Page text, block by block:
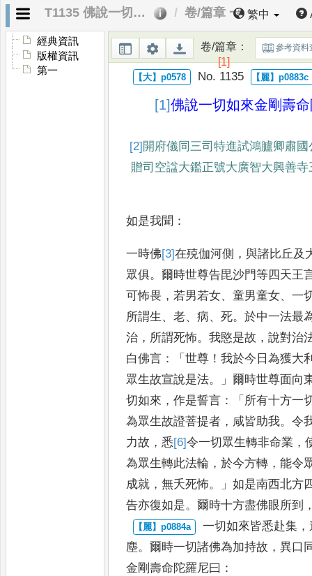
T1135 佛說一切如來金剛壽命陀羅尼經 卷/篇章 一 繁中
經典資訊
版權資訊
第一
卷/篇章：
[1]
參考資料
No. 1135
[1]佛說一切如來金剛壽
[2] 開府儀同三司特進試鴻臚卿肅國
贈司空諡大鑑正號大廣智大興善
如是我聞 ：
一時佛[3]在殑伽河側 ，與諸比丘及
眾俱。爾時世尊告毘沙門等四天王
可怖畏 ，若男若女、童男童女、一
所謂生 、老、病、死。於中一法最
治 ， 所謂死怖。我愍是故 ，說對治
白佛言 ：「世尊 ！我於今日為獲大
眾生故宣說是法。」爾時世尊面向
切如來 ，作是誓言 ：「 所有十方一
為眾生故證菩提者 ， 咸皆助我。令
力故 ，悉[6]令一切眾生轉非命業 ，
為眾生轉此法輪 ，於今方轉 ，能令
成就 ，無夭死怖。」如是南西北方
告亦復如是。爾時十方盡佛眼所到
一切如來皆悉赴集 ，
塵。爾時一切諸佛為加持故 ，異口
金剛壽命陀羅尼曰 ：